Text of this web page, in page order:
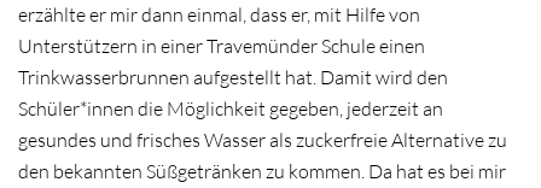
erzählte er mir dann einmal, dass er, mit Hilfe von
Unterstützern in einer Travemünder Schule einen
Trinkwasserbrunnen aufgestellt hat. Damit wird den
Schüler*innen die Möglichkeit gegeben, jederzeit an
gesundes und frisches Wasser als zuckerfreie Alternative zu
den bekannten Süßgetränken zu kommen. Da hat es bei mir